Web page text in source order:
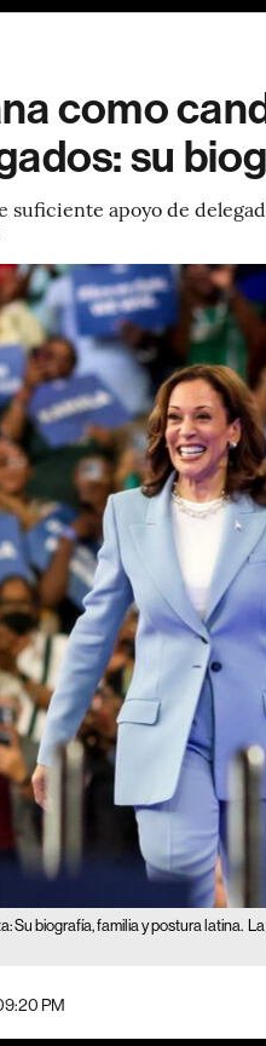
como
su
suficiente apoyo de
Su biografía, familia y postura latina.
PM